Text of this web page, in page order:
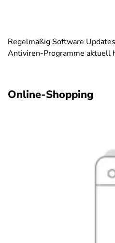
Regelmäßig Software
Antiviren-Programme aktuell
Online-Shopping